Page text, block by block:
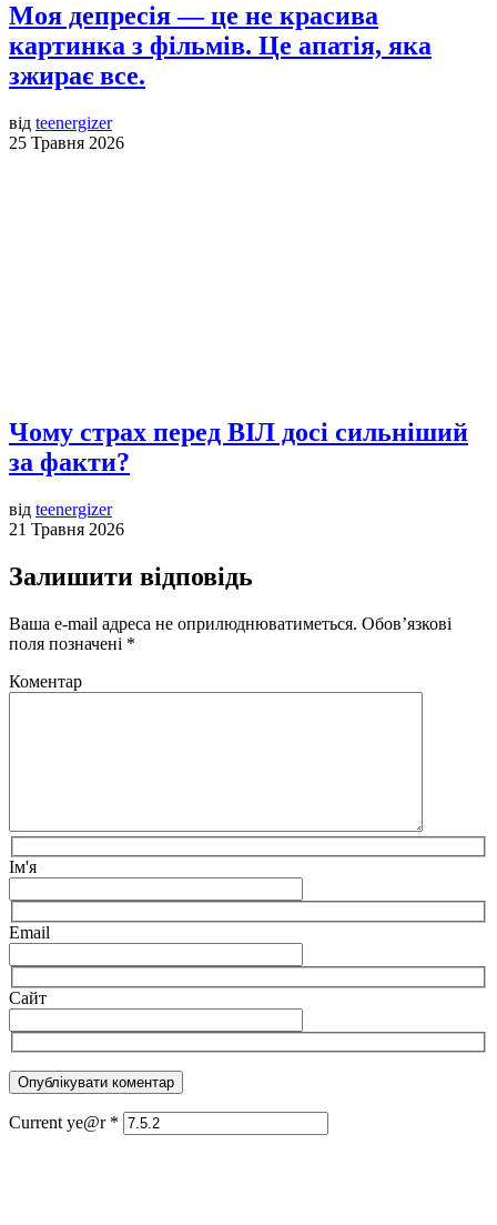
Моя депресія — це не красива
картинка з фільмів. Це апатія, яка
зжирає все.
від teenergizer
25 Травня 2026
Чому страх перед ВІЛ досі сильніший
за факти?
від teenergizer
21 Травня 2026
Залишити відповідь
Ваша e-mail адреса не оприлюднюватиметься. Обов’язкові
поля позначені *
Коментар
Ім'я
Email
Сайт
Current ye@r *